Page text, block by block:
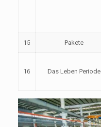
15 Pakete
16 Das Leben Periode